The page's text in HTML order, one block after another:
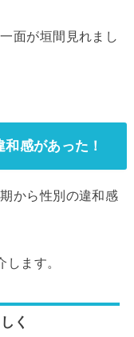
面が垣間見れまし
感があった！
から性別の違和感
ます。
く